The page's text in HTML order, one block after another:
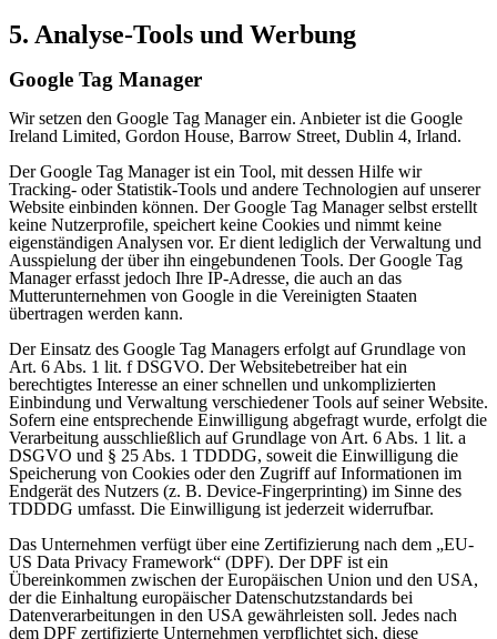
5. Analyse-Tools und Werbung
Google Tag Manager
Wir setzen den Google Tag Manager ein. Anbieter ist die Google
Ireland Limited, Gordon House, Barrow Street, Dublin 4, Irland.
Der Google Tag Manager ist ein Tool, mit dessen Hilfe wir
Tracking- oder Statistik-Tools und andere Technologien auf unserer
Website einbinden können. Der Google Tag Manager selbst erstellt
keine Nutzerprofile, speichert keine Cookies und nimmt keine
eigenständigen Analysen vor. Er dient lediglich der Verwaltung und
Ausspielung der über ihn eingebundenen Tools. Der Google Tag
Manager erfasst jedoch Ihre IP-Adresse, die auch an das
Mutterunternehmen von Google in die Vereinigten Staaten
übertragen werden kann.
Der Einsatz des Google Tag Managers erfolgt auf Grundlage von
Art. 6 Abs. 1 lit. f DSGVO. Der Websitebetreiber hat ein
berechtigtes Interesse an einer schnellen und unkomplizierten
Einbindung und Verwaltung verschiedener Tools auf seiner Website.
Sofern eine entsprechende Einwilligung abgefragt wurde, erfolgt die
Verarbeitung ausschließlich auf Grundlage von Art. 6 Abs. 1 lit. a
DSGVO und § 25 Abs. 1 TDDDG, soweit die Einwilligung die
Speicherung von Cookies oder den Zugriff auf Informationen im
Endgerät des Nutzers (z. B. Device-Fingerprinting) im Sinne des
TDDDG umfasst. Die Einwilligung ist jederzeit widerrufbar.
Das Unternehmen verfügt über eine Zertifizierung nach dem „EU-
US Data Privacy Framework“ (DPF). Der DPF ist ein
Übereinkommen zwischen der Europäischen Union und den USA,
der die Einhaltung europäischer Datenschutzstandards bei
Datenverarbeitungen in den USA gewährleisten soll. Jedes nach
dem DPF zertifizierte Unternehmen verpflichtet sich, diese